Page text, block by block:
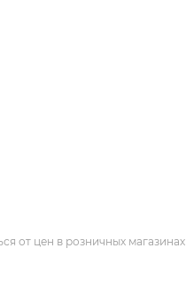
от цен в розничных магазинах